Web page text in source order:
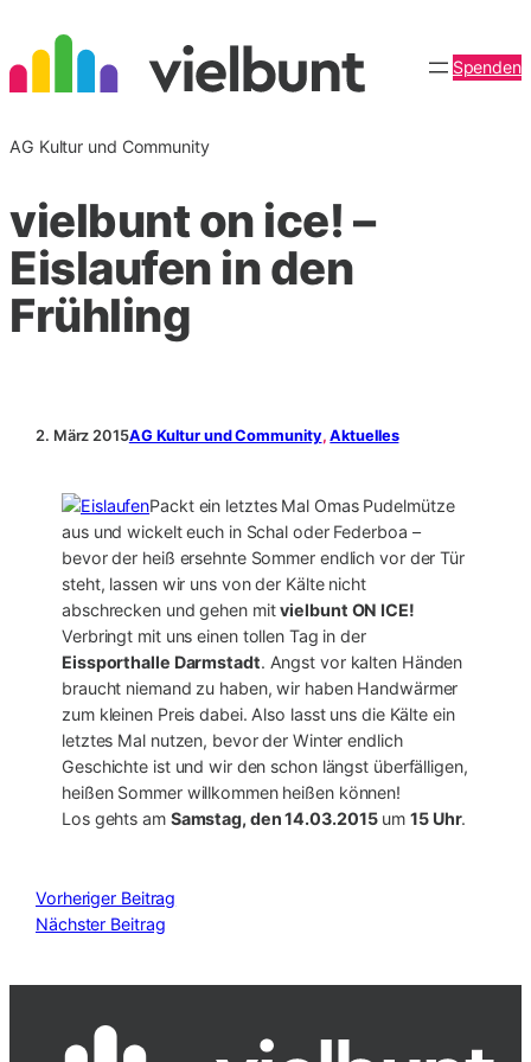
Inhalt
springen
Spenden
AG Kultur und Community
vielbunt on ice! –
Eislaufen in den
Frühling
2. März 2015AG Kultur und Community, Aktuelles
Packt ein letztes Mal Omas Pudelmütze
aus und wickelt euch in Schal oder Federboa –
bevor der heiß ersehnte Sommer endlich vor der Tür
steht, lassen wir uns von der Kälte nicht
abschrecken und gehen mitvielbunt ON ICE!
Verbringt mit uns einen tollen Tag in der
Eissporthalle Darmstadt. Angst vor kalten Händen
braucht niemand zu haben, wir haben Handwärmer
zum kleinen Preis dabei. Also lasst uns die Kälte ein
letztes Mal nutzen, bevor der Winter endlich
Geschichte ist und wir den schon längst überfälligen,
heißen Sommer willkommen heißen können!
Los gehts am Samstag, den 14.03.2015um15 Uhr.
Vorheriger Beitrag
Nächster Beitrag